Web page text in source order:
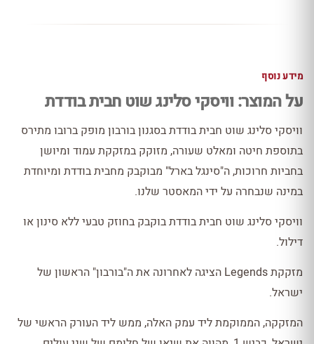
מידע נוסף
על המוצר: וויסקי סלינג שוט חבית בודדת
וויסקי סלינג שוט חבית בודדת בסגנון בורבון מופק ברובו מתירס
בתוספת חיטה ומאלט שעורה, מזוקק במזקקת עמוד ומיושן
בחביות חרוכות, ה"סינגל בארל" מבוקבק מחבית בודדת ומיוחדת
במינה שנבחרה על ידי המאסטר שלנו.
וויסקי סלינג שוט חבית בודדת בוקבק בחוזק טבעי ללא סינון או
דילול.
מזקקת Legends הציגה לאחרונה את ה"בורבון" הראשון של
ישראל.
המזקקה, הממוקמת ליד עמק האלה, ממש ליד העורק הראשי של